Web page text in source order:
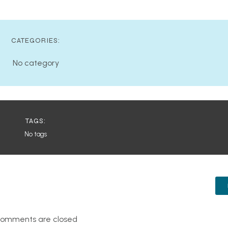
CATEGORIES:
No category
TAGS:
No tags
are closed